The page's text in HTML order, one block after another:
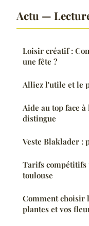
Actu —
Loisir créatif :
une fête ?
Alliez l'utile et le
Aide au top face
distingue
Veste Blaklader :
Tarifs compétitifs
toulouse
Comment choisir
plantes et vos